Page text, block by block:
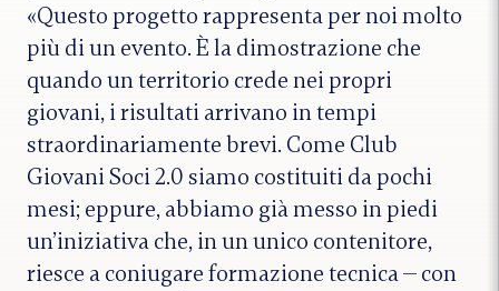
«Questo progetto rappresenta per noi molto
più di un evento. È la dimostrazione che
quando un territorio crede nei propri
giovani, i risultati arrivano in tempi
straordinariamente brevi. Come Club
Giovani Soci 2.0 siamo costituiti da pochi
mesi; eppure, abbiamo già messo in piedi
un’iniziativa che, in un unico contenitore,
riesce a coniugare formazione tecnica — con